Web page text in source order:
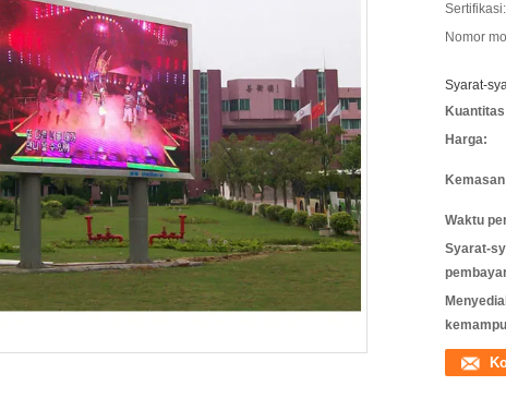
Sertifikasi:
Nomor
Syarat-
Harga:
Waktu
Syarat-